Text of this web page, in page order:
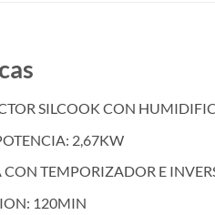
SILCOOK CON
2,67KW
TEMPORIZADOR E
120MIN